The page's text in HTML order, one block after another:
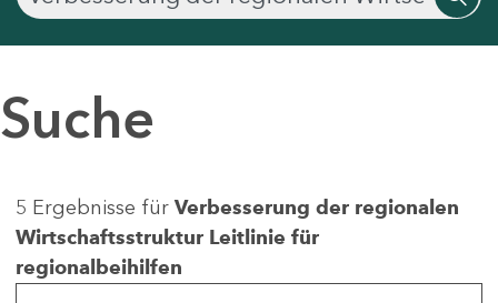
Suche
5 Ergebnisse für Verbesserung der regionalen
Wirtschaftsstruktur Leitlinie für
regionalbeihilfen